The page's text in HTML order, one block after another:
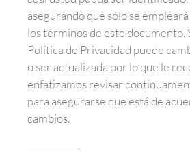
asegurando que sólo se
los términos de este documento.
Política de Privacidad puede
o ser actualizada por lo que le
enfatizamos revisar
para asegurarse que está de
cambios.